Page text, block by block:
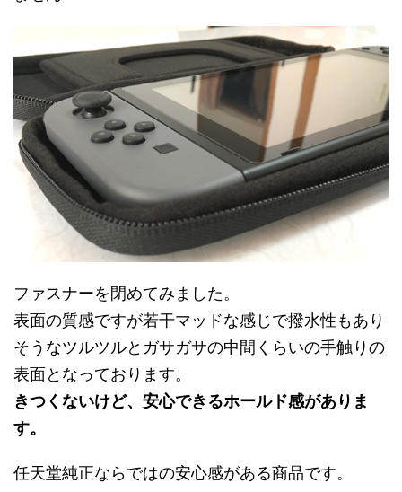
ファスナーを閉めてみました。
表面の質感ですが若干マッドな感じで撥水性もあり
そうなツルツルとガサガサの中間くらいの手触りの
表面となっております。
きつくないけど、安心できるホールド感がありま
す。
任天堂純正ならではの安心感がある商品です。